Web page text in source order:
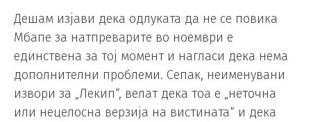
Дешам изјави дека одлуката да не се повика
Мбапе за натпреварите во ноември е
единствена за тој момент и нагласи дека нема
дополнителни проблеми. Сепак, неименувани
извори за „Лекип“, велат дека тоа е „неточна
или нецелосна верзија на вистината“ и дека